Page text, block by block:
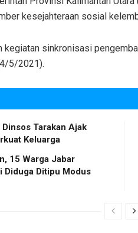
kesejahteraan sosial
kegiatan sinkronisasi
5/2021).
Tarakan Ajak
Keluarga
15 Warga Jabar
Diduga Ditipu Modus